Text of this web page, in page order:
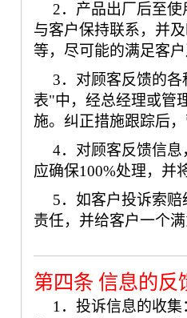
2．产品出厂后至
与客户保持联系，并
等，尽可能的满足客
3．对顾客反馈的
表"中，经总经理或管
施。纠正措施跟踪后
4．对顾客反馈信
应确保100%处理，并
5．如客户投诉索
责任，并给客户一个
第四条 信息的反
1．投诉信息的收